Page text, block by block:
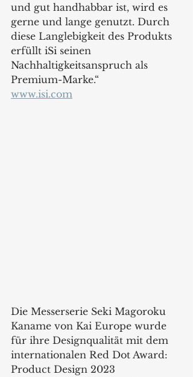
und gut handhabbar ist, wird es
gerne und lange genutzt. Durch
diese Langlebigkeit des Produkts
erfüllt iSi seinen
Nachhaltigkeitsanspruch als
Premium-Marke.“
www.isi.com
Die Messerserie Seki Magoroku
Kaname von Kai Europe wurde
für ihre Designqualität mit dem
internationalen Red Dot Award:
Product Design 2023